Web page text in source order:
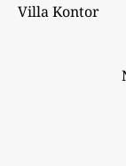
Villa Kontor